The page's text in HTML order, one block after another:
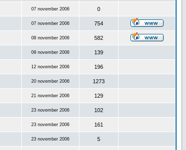
07 november 2006 0
07 november 2006 754
08 november 2006 582
09 november 2006 139
12 november 2006 196
20 november 2006 1273
21 november 2006 129
23 november 2006 102
23 november 2006 161
23 november 2006 5